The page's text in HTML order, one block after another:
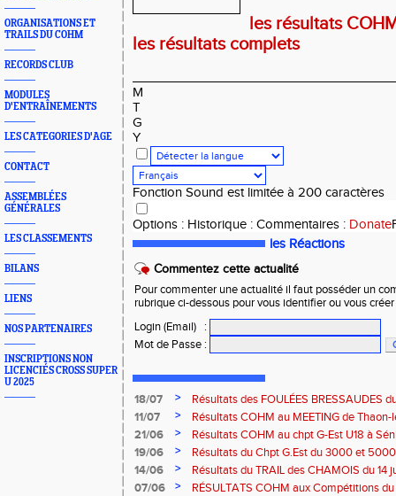
ORGANISATIONS ET
TRAILS DU COHM
RECORDS CLUB
MODULES
D'ENTRAÎNEMENTS
LES CATEGORIES D'AGE
CONTACT
ASSEMBLÉES
GÉNÉRALES
LES CLASSEMENTS
BILANS
LIENS
NOS PARTENAIRES
INSCRIPTIONS NON
LICENCIÉS CROSS SUPER
U 2025
les résultats
les résultats complets
M
T
G
Y
Fonction Sound est limitée à 200 caractères
Options : Historique : Commentaires : Donate
les Réactions
Commentez cette actualité
Pour commenter une actualité il faut posséder un
rubrique ci-dessous pour vous identifier ou vous
Login (Email)
:
Mot de Passe :
18/07 >
Résultats des FOULÉES BRESSAUDES
Bresse
11/07 >
Résultats COHM au MEETING de Thaon-
2026
21/06 >
Résultats COHM au chpt G-Est U18 à
2026
19/06 >
Résultats du Chpt G.Est du 3000 et
Amneville
14/06 >
Résultats du TRAIL des CHAMOIS du 14
Moselotte
07/06 >
RÉSULTATS COHM aux Compétitions